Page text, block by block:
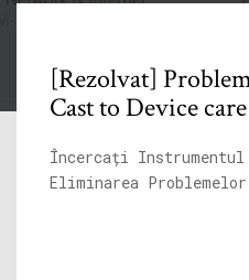
[Rezolvat]
Cast to Device
Încercați Instrumentul
Eliminarea Problemelor